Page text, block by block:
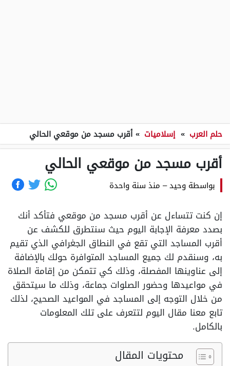
حلم العرب » إسلاميات » أقرب مسجد من موقعي الحالي
أقرب مسجد من موقعي الحالي
بواسطة وحيد– منذ سنة واحدة
إن كنت تتساءل عن أقرب مسجد من موقعي فتأكد أنك
بصدد معرفة الإجابة اليوم حيث سنتطرق للكشف عن
أقرب المساجد التي تقع في النطاق الجغرافي الذي تقيم
به، وسنقدم لك جميع المساجد المتوافرة حولك بالإضافة
إلى عناوينها المفصلة، وذلك كي تتمكن من إقامة الصلاة
في مواعيدها وحضور الصلوات جماعة، وذلك ما سيتحقق
من خلال التوجه إلى المساجد في المواعيد الصحيح، لذلك
تابع معنا مقال اليوم لتتعرف على تلك المعلومات
بالكامل.
محتويات المقال